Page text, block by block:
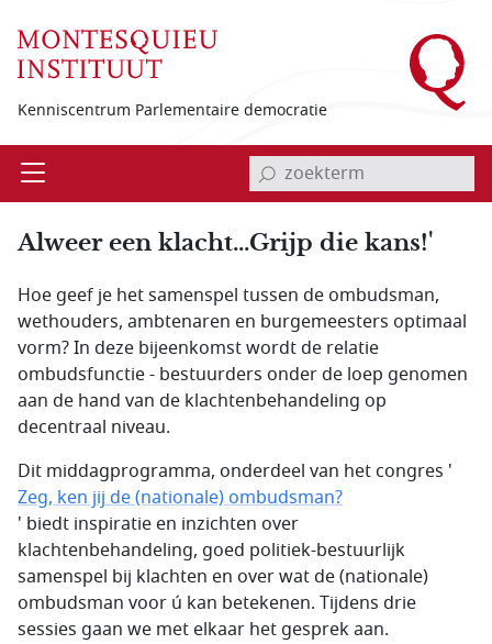
Kenniscentrum Parlementaire democratie
Open invoerveld zoekterm
Alweer een klacht...Grijp die kans!'
Hoe geef je het samenspel tussen de ombudsman,
wethouders, ambtenaren en burgemeesters optimaal
vorm? In deze bijeenkomst wordt de relatie
ombudsfunctie - bestuurders onder de loep genomen
aan de hand van de klachtenbehandeling op
decentraal niveau.
Dit middagprogramma, onderdeel van het congres '
Zeg, ken jij de (nationale) ombudsman?
' biedt inspiratie en inzichten over
klachtenbehandeling, goed politiek-bestuurlijk
samenspel bij klachten en over wat de (nationale)
ombudsman voor ú kan betekenen. Tijdens drie
sessies gaan we met elkaar het gesprek aan.